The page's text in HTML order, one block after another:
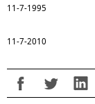
11-7-1995
11-7-2010